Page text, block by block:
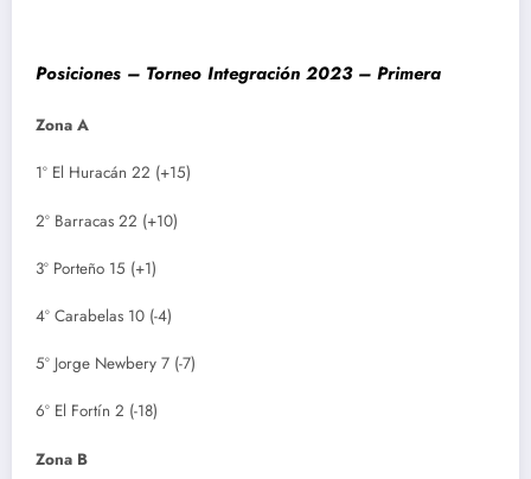
Posiciones – Torneo Integración 2023 – Primera
Zona A
1º El Huracán 22 (+15)
2º Barracas 22 (+10)
3º Porteño 15 (+1)
4º Carabelas 10 (-4)
5º Jorge Newbery 7 (-7)
6º El Fortín 2 (-18)
Zona B